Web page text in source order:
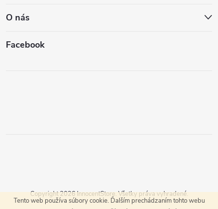
Tento web používa súbory cookie. Ďalším prechádzaním tohto webu
O nás
Facebook
Copyright 2026 InnocentStore. Všetky práva vyhradené.